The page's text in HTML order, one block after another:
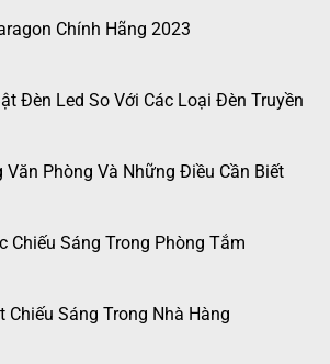
Chính Hãng 2023
Đèn Led So Với Các Loại Đèn Truyền
Văn Phòng Và Những Điều Cần Biết
Chiếu Sáng Trong Phòng Tắm
Chiếu Sáng Trong Nhà Hàng